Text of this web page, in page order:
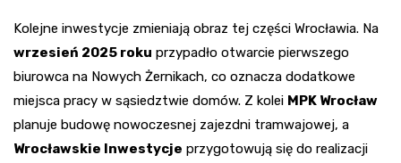
Kolejne inwestycje zmieniają obraz tej części Wrocławia. Na
wrzesień 2025 roku przypadło otwarcie pierwszego
biurowca na Nowych Żernikach, co oznacza dodatkowe
miejsca pracy w sąsiedztwie domów. Z kolei MPK Wrocław
planuje budowę nowoczesnej zajezdni tramwajowej, a
Wrocławskie Inwestycje przygotowują się do realizacji